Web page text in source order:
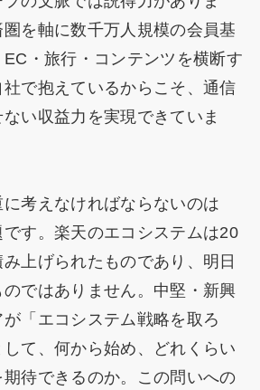
を軸に数千万人規模の会員基
・旅行・コンテンツを横断す
で抱えているからこそ、通信
い収益力を実現できていま
考えなければならないのは
です。楽天のエコシステムは20
上げられたものであり、明日
ではありません。中堅・新興
「エコシステム戦略を取ろ
て、何から始め、どれくらい
待できるのか。この問いへの